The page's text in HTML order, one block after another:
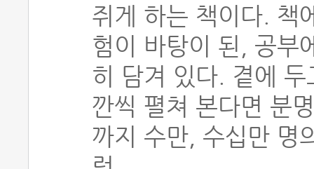
쥐게 하는 책이다. 책
험이 바탕이 된, 공부
히 담겨 있다. 곁에
깐씩 펼쳐 본다면 분
까지 수만, 수십만 명